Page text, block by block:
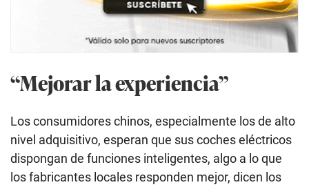
“Mejorar la experiencia”
Los consumidores chinos, especialmente los de alto
nivel adquisitivo, esperan que sus coches eléctricos
dispongan de funciones inteligentes, algo a lo que
los fabricantes locales responden mejor, dicen los